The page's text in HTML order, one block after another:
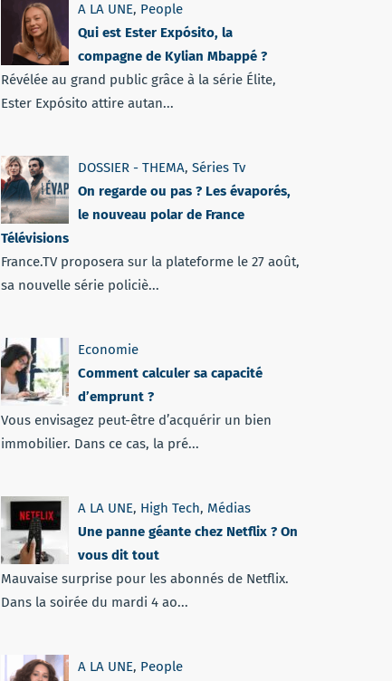
A LA UNE, People
Qui est Ester Expósito, la
compagne de Kylian Mbappé ?
Révélée au grand public grâce à la série Élite,
Ester Expósito attire autan...
DOSSIER - THEMA, Séries Tv
On regarde ou pas ? Les évaporés,
le nouveau polar de France
Télévisions
France.TV proposera sur la plateforme le 27 août,
sa nouvelle série policiè...
Economie
Comment calculer sa capacité
d’emprunt ?
Vous envisagez peut-être d’acquérir un bien
immobilier. Dans ce cas, la pré...
A LA UNE, High Tech, Médias
Une panne géante chez Netflix ? On
vous dit tout
Mauvaise surprise pour les abonnés de Netflix.
Dans la soirée du mardi 4 ao...
A LA UNE, People